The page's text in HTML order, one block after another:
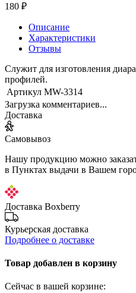
180 ₽
Описание
Характеристики
Отзывы
Служит для изготовления
профилей.
Артикул MW-3314
Загрузка комментариев...
Доставка
Самовывоз
Нашу продукцию можно
в Пунктах выдачи в Вашем
Доставка Boxberry
Курьерская доставка
Подробнее о доставке
Товар добавлен в корзину
Сейчас в вашей корзине: